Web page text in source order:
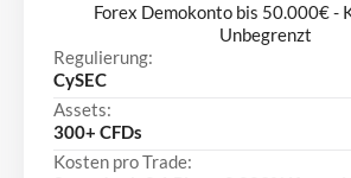
Forex Demokonto bis 50.000€ -
Unbegrenzt
Regulierung:
CySEC
Assets:
300+ CFDs
Kosten pro Trade: